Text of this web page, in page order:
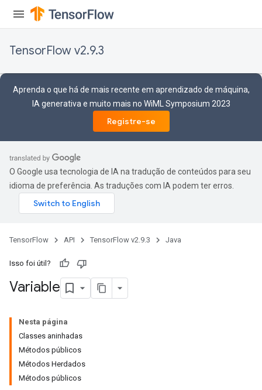
TensorFlow v2.9.3
Aprenda o que há de mais recente em aprendizado de máquina,
IA generativa e muito mais no WiML Symposium 2023
Registre-se
O Google usa tecnologia de IA na tradução de conteúdos para seu
idioma de preferência. As traduções com IA podem ter erros.
TensorFlow API TensorFlow v2.9.3 Java
Isso foi útil?
Variable
Nesta página
Classes aninhadas
Métodos públicos
Métodos Herdados
Métodos públicos